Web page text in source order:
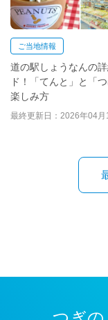
ご当地情報
道の駅しょうなんの
ド！「てんと」と「
楽しみ方
最終更新日：2026年04月